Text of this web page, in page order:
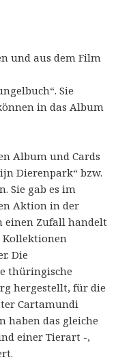
und aus dem Film
Sie
in das Album
Album und Cards
Dierenpark“ bzw.
Sie gab es im
Aktion in der
einen Zufall handelt
Kollektionen
Die
thüringische
hergestellt, für die
Cartamundi
haben das gleiche
einer Tierart -,